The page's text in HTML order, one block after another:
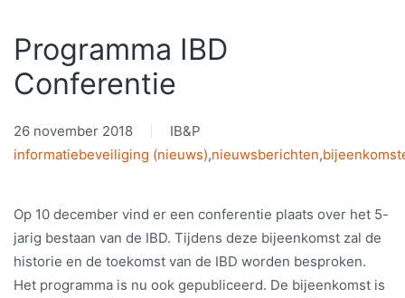
Programma IBD
Conferentie
26 november 2018
IB&P
informatiebeveiliging (nieuws),nieuwsberichten,
Op 10 december vind er een conferentie plaats over het 5-
jarig bestaan van de IBD. Tijdens deze bijeenkomst zal de
historie en de toekomst van de IBD worden besproken.
Het programma is nu ook gepubliceerd. De bijeenkomst is